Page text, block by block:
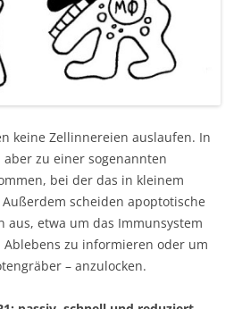
keine Zellinnereien auslaufen. In
zu einer sogenannten
bei der das in kleinem
scheiden apoptotische
aus, etwa um das Immunsystem
zu informieren oder um
– anzulocken.